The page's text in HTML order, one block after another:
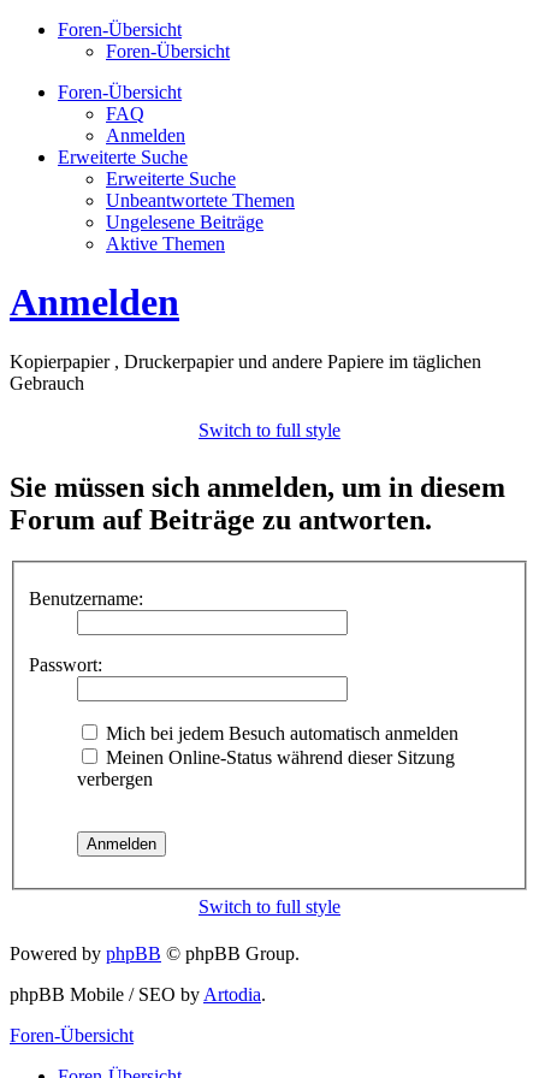
Foren-Übersicht
Foren-Übersicht
Foren-Übersicht
FAQ
Anmelden
Erweiterte Suche
Erweiterte Suche
Unbeantwortete Themen
Ungelesene Beiträge
Aktive Themen
Anmelden
Kopierpapier , Druckerpapier und andere Papiere im täglichen
Gebrauch
Switch to full style
Sie müssen sich anmelden, um in diesem
Forum auf Beiträge zu antworten.
Benutzername:
Passwort:
Mich bei jedem Besuch automatisch anmelden
Meinen Online-Status während dieser Sitzung
verbergen
Switch to full style
Powered by phpBB © phpBB Group.
phpBB Mobile / SEO by Artodia.
Foren-Übersicht